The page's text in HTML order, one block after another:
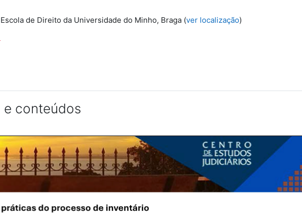
de Direito da Universidade do Minho, Braga (ver localização)
e conteúdos